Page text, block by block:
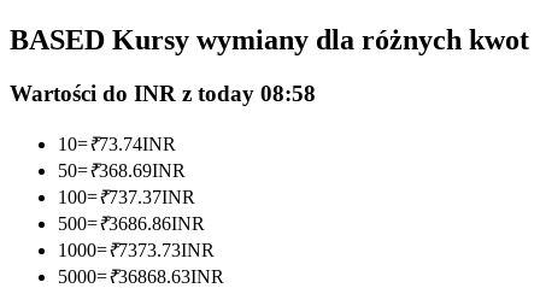
Zostań traderem kopiującym
BASED Kursy wymiany dla różnych kwot
Wartości do INR z today 08:58
10=₹73.74INR
50=₹368.69INR
100=₹737.37INR
500=₹3686.86INR
1000=₹7373.73INR
5000=₹36868.63INR